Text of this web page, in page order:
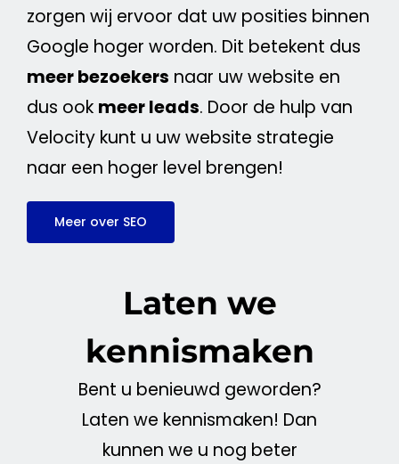
zorgen wij ervoor dat uw posities binnen
Google hoger worden. Dit betekent dus
meer bezoekers naar uwwebsite en
dus ook meer leads. Door de hulp van
Velocity kunt u uwwebsite strategie
naar een hoger level brengen!
Meer over SEO
Laten we
kennismaken
Bent u benieuwd geworden?
Laten we kennismaken! Dan
kunnen we u nog beter